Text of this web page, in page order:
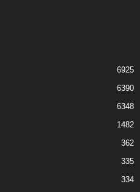
6925
6390
6348
1482
362
335
334